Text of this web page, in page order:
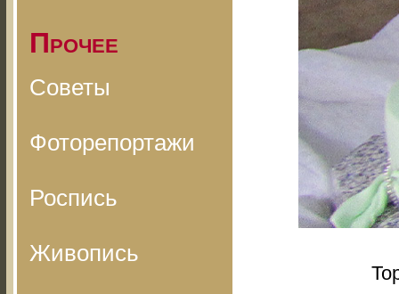
Прочее
Советы
Фоторепортажи
Роспись
Живопись